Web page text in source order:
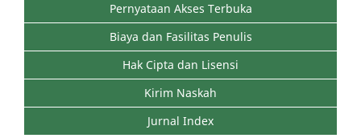
Pernyataan Akses Terbuka
Biaya dan Fasilitas Penulis
Hak Cipta dan Lisensi
Kirim Naskah
Jurnal Index